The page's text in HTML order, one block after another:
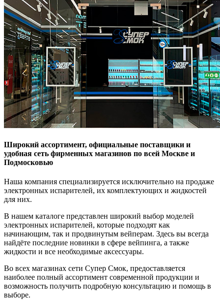
Широкий ассортимент, официальные поставщики и
удобная сеть фирменных магазинов по всей Москве и
Подмосковью
Наша компания специализируется исключительно на продаже
электронных испарителей, их комплектующих и жидкостей
для них.
В нашем каталоге представлен широкий выбор моделей
электронных испарителей, которые подходят как
начинающим, так и продвинутым вейперам. Здесь вы всегда
найдёте последние новинки в сфере вейпинга, а также
жидкости и все необходимые аксессуары.
Во всех магазинах сети Супер Смок, предоставляется
наиболее полный ассортимент современной продукции и
возможность получить подробную консультацию и помощь в
выборе.